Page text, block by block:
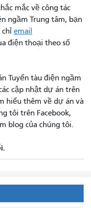
mắc về công tác
ngầm Trung tâm, bạn
chỉ email
điện thoại theo số
Tuyến tàu điện ngầm
cập nhật dự án trên
hiểu thêm về dự án và
tôi trên Facebook,
blog của chúng tôi.